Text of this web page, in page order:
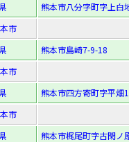
熊本市八分字町字上白
市
熊本市島崎7-9-18
市
熊本市四方寄町字平畑
市
熊本市梶尾町字古閑ノ